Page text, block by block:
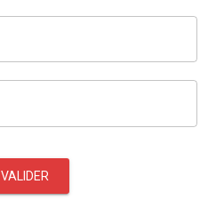
VALIDER